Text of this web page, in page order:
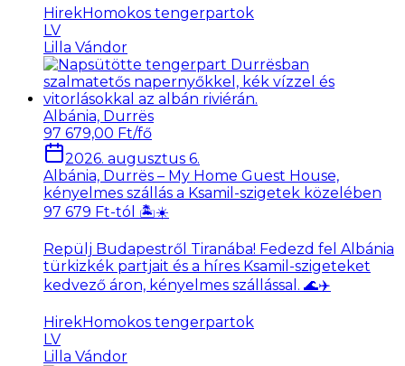
HirekHomokos tengerpartok
LV
Lilla Vándor
Albánia, Durrës
97 679,00 Ft/fő
2026. augusztus 6.
Albánia, Durrës – My Home Guest House,
kényelmes szállás a Ksamil-szigetek közelében
97 679 Ft-tól 🏝️☀️
Repülj Budapestről Tiranába! Fedezd fel Albánia
türkizkék partjait és a híres Ksamil-szigeteket
kedvező áron, kényelmes szállással. 🌊✈️
HirekHomokos tengerpartok
LV
Lilla Vándor